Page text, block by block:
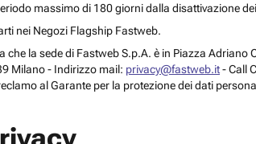
massimo di 180 giorni dalla disattivazione
nei Negozi Flagship Fastweb.
che la sede di Fastweb S.p.A. è in Piazza
Milano - Indirizzo mail: privacy@fastweb.it- Call
al Garante per la protezione dei dati